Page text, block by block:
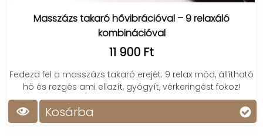
Masszázs takaró hővibrációval – 9 relaxáló
kombinációval
11 900 Ft
Fedezd fel a masszázs takaró erejét: 9 relax mód, állítható
hő és rezgés ami ellazít, gyógyít, vérkeringést fokoz!
Kosárba